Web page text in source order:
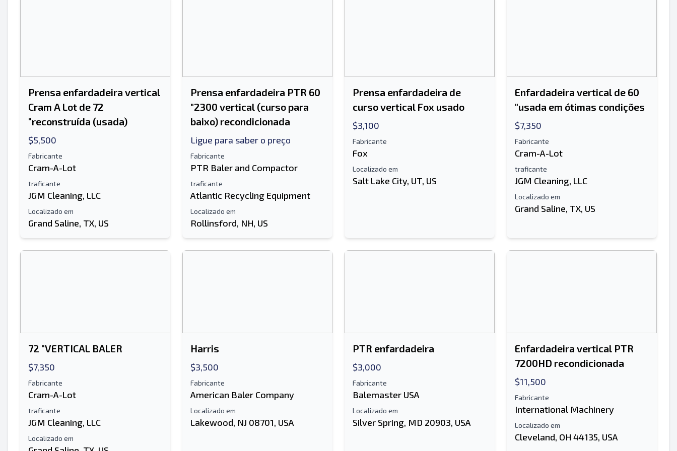
Prensa enfardadeira vertical
Cram A Lot de 72
"reconstruída (usada)
$5,500
Fabricante
Cram-A-Lot
traficante
JGM Cleaning, LLC
Localizado em
Grand Saline, TX, US
Prensa enfardadeira PTR 60
"2300 vertical (curso para
baixo) recondicionada
Ligue para saber o preço
Fabricante
PTR Baler and Compactor
traficante
Atlantic Recycling Equipment
Localizado em
Rollinsford, NH, US
Prensa enfardadeira de
curso vertical Fox usado
$3,100
Fabricante
Fox
Localizado em
Salt Lake City, UT, US
Enfardadeira vertical de 60
"usada em ótimas condições
$7,350
Fabricante
Cram-A-Lot
traficante
JGM Cleaning, LLC
Localizado em
Grand Saline, TX, US
72 "VERTICAL BALER
$7,350
Fabricante
Cram-A-Lot
traficante
JGM Cleaning, LLC
Localizado em
Harris
$3,500
Fabricante
American Baler Company
Localizado em
Lakewood, NJ 08701, USA
PTR enfardadeira
$3,000
Fabricante
Balemaster USA
Localizado em
Silver Spring, MD 20903, USA
Enfardadeira vertical PTR
7200HD recondicionada
$11,500
Fabricante
International Machinery
Localizado em
Cleveland, OH 44135, USA